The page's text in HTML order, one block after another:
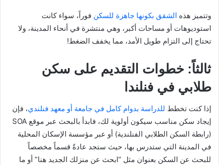
وتتميز هذه الشقق بكونها جاهزة للسكن فوراً، سواء كانت
استوديوهات أو مساحات أكبر، وهي منتشرة في أنحاء المدينة، ولا
تحتاج إلى التزام طويل الأمد، مما يخفف الضغط!
ثالثاً: خطوات التقديم على سكن
طلابي في فنلندا
إذا كنت تخطط للدراسة بدوام كامل في جامعة أو معهد فنلندي، فإن
إيجاد سكن مناسب سيكون أولوية لك، فابدأ بالبحث عبر موقع SOA
(رابطة السكن الطلابي الفنلندية) أو عبر مؤسسة الإسكان المحلية
في المدينة التي ستدرس بها، حيث ستجد عادةً قسماً مخصصاً
للبحث عن السكن بعنوان مثل “ابحث عن منزلك الجديد هنا” أو ما